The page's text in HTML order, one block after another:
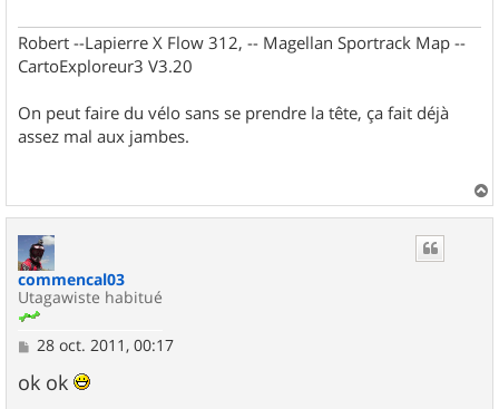
Robert --Lapierre X Flow 312, -- Magellan Sportrack Map --
CartoExploreur3 V3.20
On peut faire du vélo sans se prendre la tête, ça fait déjà
assez mal aux jambes.
a
commencal03
Utagawiste habitué
M
s
s
28 oct. 2011, 00:17
ok ok